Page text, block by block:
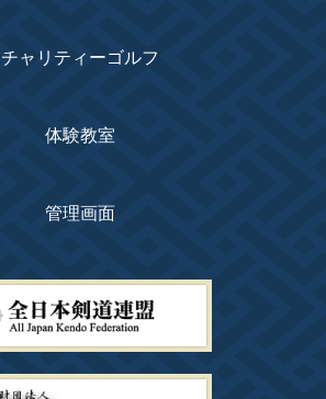
チャリティーゴルフ
体験教室
管理画面